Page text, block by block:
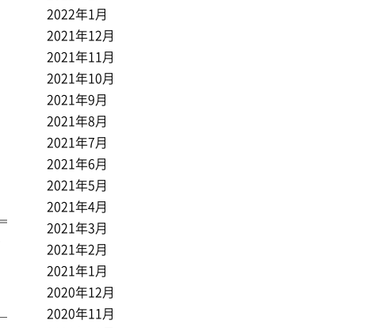
2022年1月
2021年12月
2021年11月
2021年10月
2021年9月
2021年8月
2021年7月
2021年6月
2021年5月
2021年4月
2021年3月
2021年2月
2021年1月
2020年12月
2020年11月